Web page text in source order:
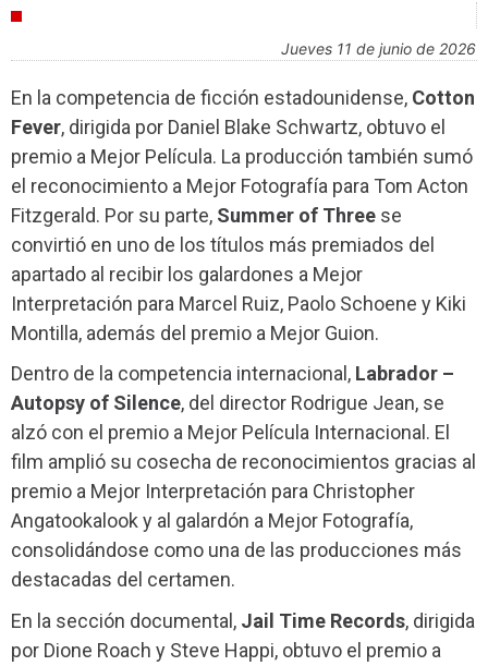
jueves 11 de junio de 2026
En la competencia de ficción estadounidense, Cotton
Fever, dirigida por Daniel Blake Schwartz, obtuvo el
premio a Mejor Película. La producción también sumó
el reconocimiento a Mejor Fotografía para Tom Acton
Fitzgerald. Por su parte, Summer of Three se
convirtió en uno de los títulos más premiados del
apartado al recibir los galardones a Mejor
Interpretación para Marcel Ruiz, Paolo Schoene y Kiki
Montilla, además del premio a Mejor Guion.
Dentro de la competencia internacional, Labrador –
Autopsy of Silence, del director Rodrigue Jean, se
alzó con el premio a Mejor Película Internacional. El
film amplió su cosecha de reconocimientos gracias al
premio a Mejor Interpretación para Christopher
Angatookalook y al galardón a Mejor Fotografía,
consolidándose como una de las producciones más
destacadas del certamen.
En la sección documental, Jail Time Records, dirigida
por Dione Roach y Steve Happi, obtuvo el premio a